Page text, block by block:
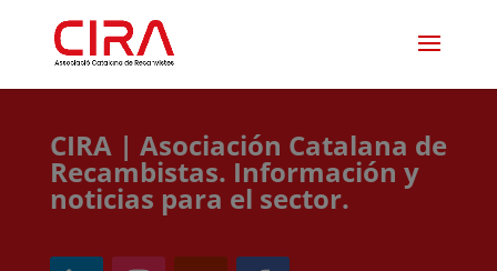
CIRA | Asociación Catalana de
Recambistas. Información y
noticias para el sector.